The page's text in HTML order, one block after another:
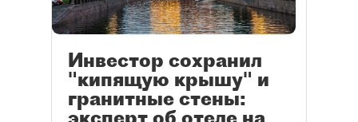
Инвестор сохранил
"кипящую крышу" и
гранитные стены: